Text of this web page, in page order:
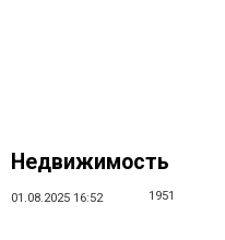
Недвижимость
01.08.2025 16:52 1951